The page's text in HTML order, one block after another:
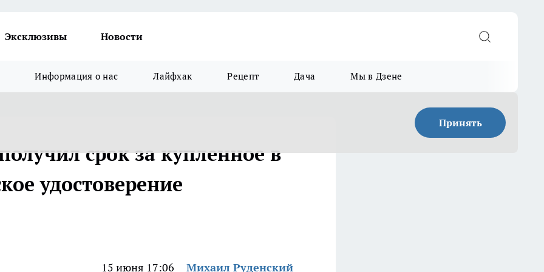
Эксклюзивы Новости
Информация о нас Лайфхак Рецепт Дача Мы в Дзене
Принять
срок за купленное в
удостоверение
15 июня 17:06 Михаил Руденский